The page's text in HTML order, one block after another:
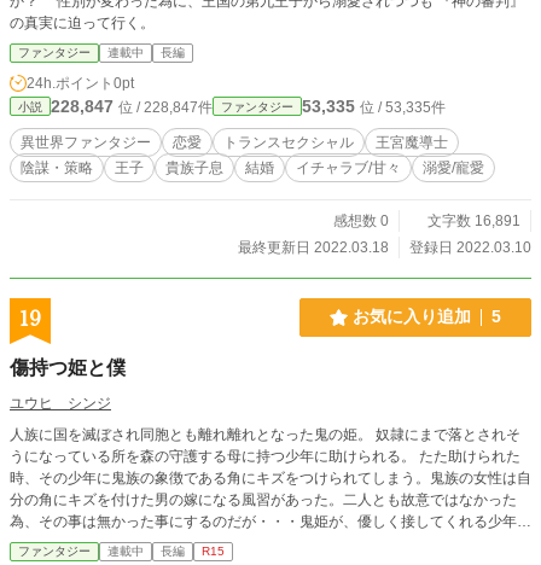
の真実に迫って行く。
ファンタジー 連載中 長編
24h.ポイント 0pt
小説 228,847 位 / 228,847件 ファンタジー 53,335 位 / 53,335件
異世界ファンタジー 恋愛 トランスセクシャル
王宮魔導士
陰謀・策略
王子 貴族子息 結婚 イチャラブ/甘々 溺愛/寵愛
感想数 0
文字数 16,891
最終更新日 2022.03.18
登録日 2022.03.10
19 お気に入り追加 5
傷持つ姫と僕
ユウヒ シンジ
人族に国を滅ぼされ同胞とも離れ離れとなった鬼の姫。 奴隷にまで落とされそ
うになっている所を森の守護する母に持つ少年に助けられる。 たた助けられた
時、その少年に鬼族の象徴である角にキズをつけられてしまう。鬼族の女性は自
分の角にキズを付けた男の嫁になる風習があった。二人とも故意ではなかった
為、その事は無かった事にするのだが・・・鬼姫が、優しく接してくれる少年に
次第に心を開き共に成長していくお話です。
ファンタジー 連載中 長編 R15